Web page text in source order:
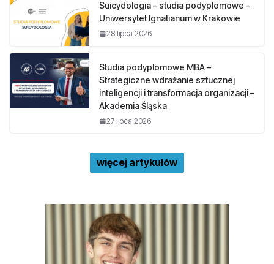
Suicydologia – studia podyplomowe –
Uniwersytet Ignatianum w Krakowie
28 lipca 2026
Studia podyplomowe MBA –
Strategiczne wdrażanie sztucznej
inteligencji i transformacja organizacji –
Akademia Śląska
27 lipca 2026
więcej artykułów